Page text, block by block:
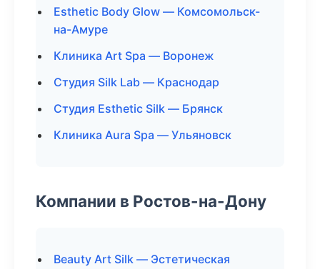
Esthetic Body Glow — Комсомольск-
на-Амуре
Клиника Art Spa — Воронеж
Студия Silk Lab — Краснодар
Студия Esthetic Silk — Брянск
Клиника Aura Spa — Ульяновск
Компании в Ростов-на-Дону
Beauty Art Silk — Эстетическая